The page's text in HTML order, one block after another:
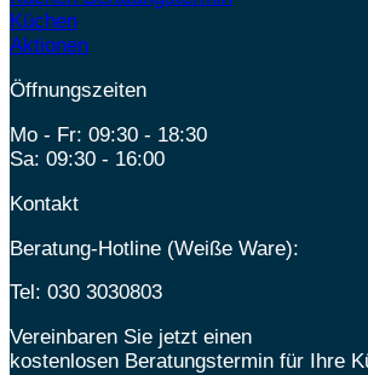
Küchen
Aktionen
Öffnungszeiten
Mo - Fr: 09:30 - 18:30
Sa: 09:30 - 16:00
Kontakt
Beratung-Hotline (Weiße Ware):
Tel: 030 3030803
Vereinbaren Sie jetzt einen
kostenlosen Beratungstermin für Ihre